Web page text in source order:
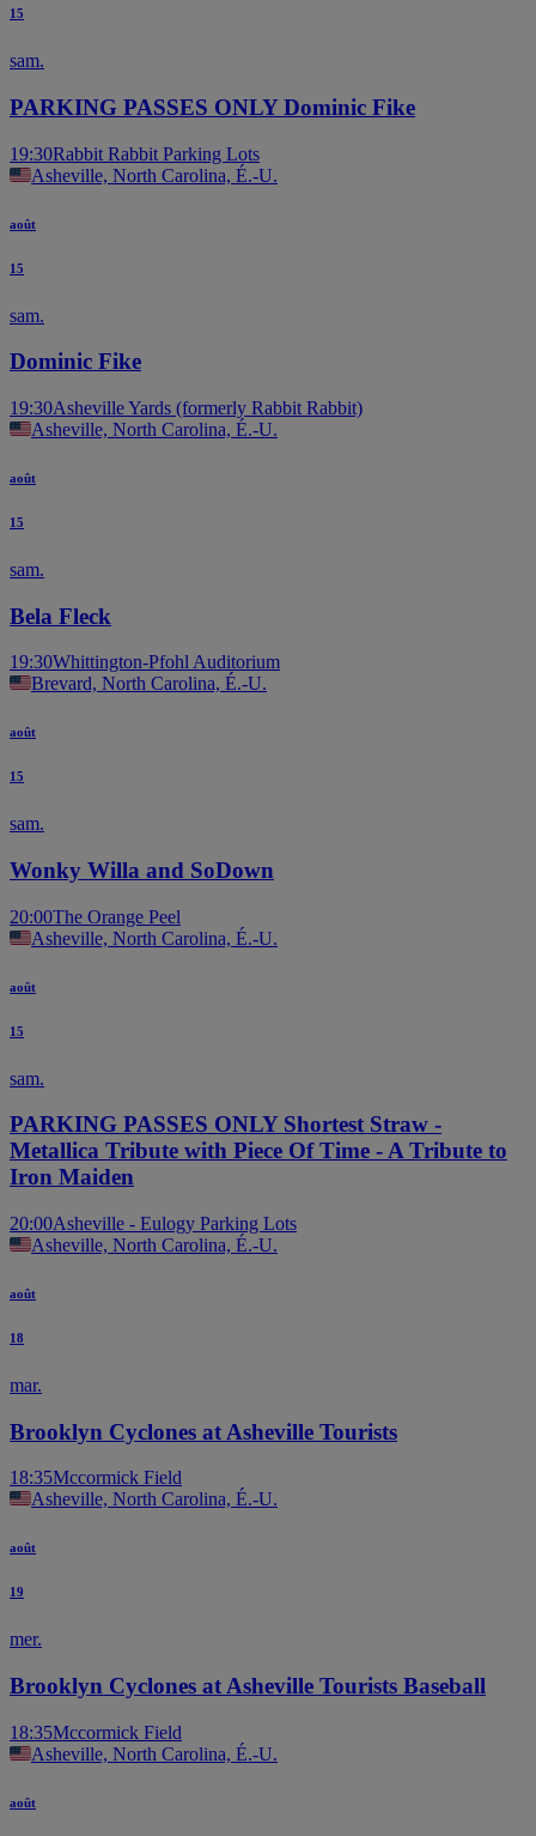
15
sam.
PARKING PASSES ONLY Dominic Fike
19:30Rabbit Rabbit Parking Lots
Asheville, North Carolina, É.-U.
août
15
sam.
Dominic Fike
19:30Asheville Yards (formerly Rabbit Rabbit)
Asheville, North Carolina, É.-U.
août
15
sam.
Bela Fleck
19:30Whittington-Pfohl Auditorium
Brevard, North Carolina, É.-U.
août
15
sam.
Wonky Willa and SoDown
20:00The Orange Peel
Asheville, North Carolina, É.-U.
août
15
sam.
PARKING PASSES ONLY Shortest Straw -
Metallica Tribute with Piece Of Time - A Tribute to
Iron Maiden
20:00Asheville - Eulogy Parking Lots
Asheville, North Carolina, É.-U.
août
18
mar.
Brooklyn Cyclones at Asheville Tourists
18:35Mccormick Field
Asheville, North Carolina, É.-U.
août
19
mer.
Brooklyn Cyclones at Asheville Tourists Baseball
18:35Mccormick Field
Asheville, North Carolina, É.-U.
août